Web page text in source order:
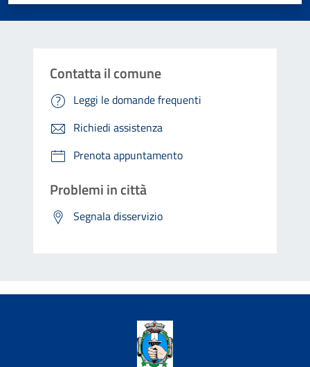
Contatta il comune
Leggi le domande frequenti
Richiedi assistenza
Prenota appuntamento
Problemi in città
Segnala disservizio